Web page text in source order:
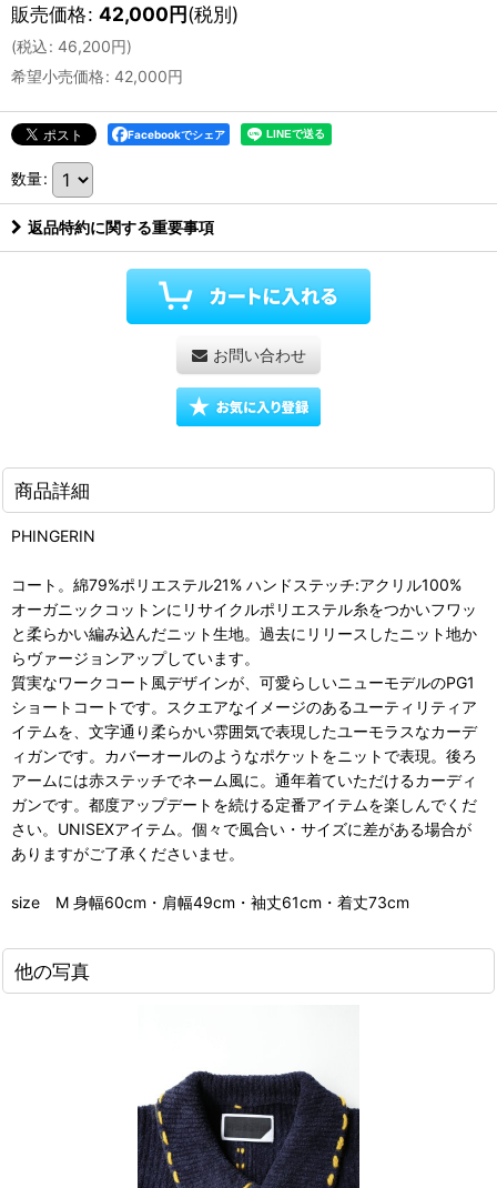
販売価格: 42,000円(税別)
(税込: 46,200円)
希望小売価格: 42,000円
Facebookでシェア
数量:
返品特約に関する重要事項
お問い合わせ
商品詳細
PHINGERIN
コート。綿79%ポリエステル21% ハンドステッチ:アクリル100%
オーガニックコットンにリサイクルポリエステル糸をつかいフワッ
と柔らかい編み込んだニット生地。過去にリリースしたニット地か
らヴァージョンアップしています。
質実なワークコート風デザインが、可愛らしいニューモデルのPG1
ショートコートです。スクエアなイメージのあるユーティリティア
イテムを、文字通り柔らかい雰囲気で表現したユーモラスなカーデ
ィガンです。カバーオールのようなポケットをニットで表現。後ろ
アームには赤ステッチでネーム風に。通年着ていただけるカーディ
ガンです。都度アップデートを続ける定番アイテムを楽しんでくだ
さい。UNISEXアイテム。個々で風合い・サイズに差がある場合が
ありますがご了承くださいませ。
size M 身幅60cm・肩幅49cm・袖丈61cm・着丈73cm
他の写真